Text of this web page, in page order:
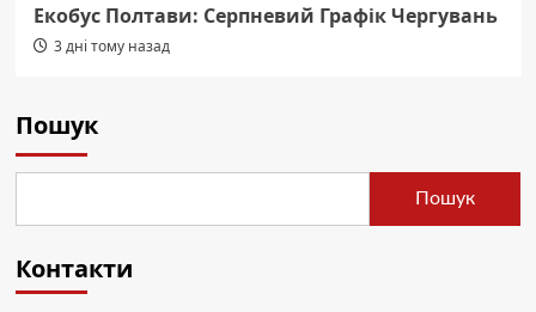
Екобус Полтави: Серпневий Графік Чергувань
3 дні тому назад
Пошук
Пошук
Контакти